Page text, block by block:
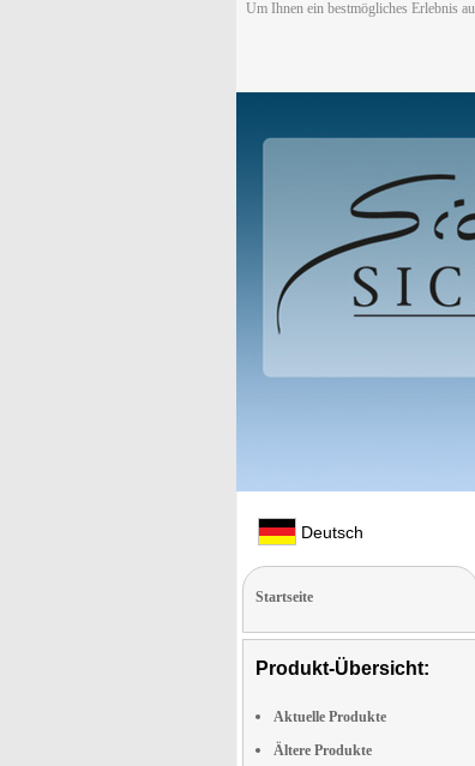
Um Ihnen ein bestmögliches Erlebnis
Deutsch
Startseite
Produkt-Übersicht:
Aktuelle Produkte
Ältere Produkte